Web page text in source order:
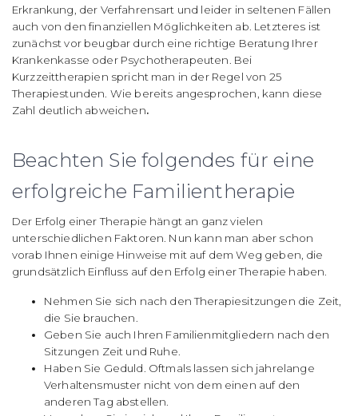
Erkrankung, der Verfahrensart und leider in seltenen Fällen
auch von den finanziellen Möglichkeiten ab. Letzteres ist
zunächst vor beugbar durch eine richtige Beratung Ihrer
Krankenkasse oder Psychotherapeuten. Bei
Kurzzeittherapien spricht man in der Regel von 25
Therapiestunden. Wie bereits angesprochen, kann diese
Zahl deutlich abweichen.
Beachten Sie folgendes für eine
erfolgreiche Familientherapie
Der Erfolg einer Therapie hängt an ganz vielen
unterschiedlichen Faktoren. Nun kann man aber schon
vorab Ihnen einige Hinweise mit auf dem Weg geben, die
grundsätzlich Einfluss auf den Erfolg einer Therapie haben.
Nehmen Sie sich nach den Therapiesitzungen die Zeit,
die Sie brauchen.
Geben Sie auch Ihren Familienmitgliedern nach den
Sitzungen Zeit und Ruhe.
Haben Sie Geduld. Oftmals lassen sich jahrelange
Verhaltensmuster nicht von dem einen auf den
anderen Tag abstellen.